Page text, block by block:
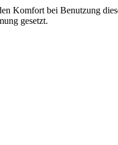
Komfort bei Benutzung
gesetzt.